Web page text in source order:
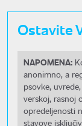
Ostavite
NAPOMENA:
anonimno, a
psovke,
verskoj, rasnoj
opredeljenosti
stavove